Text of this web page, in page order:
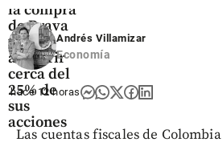
la compra
de Brava
tras
adquirir
cerca del
25% de
sus
acciones
Andrés Villamizar
Economía
hace 12 horas
Las cuentas fiscales de